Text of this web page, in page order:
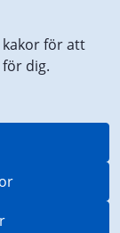
kakor för att
dig.